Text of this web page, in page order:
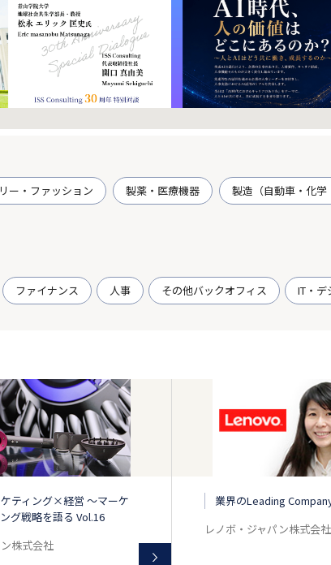
ー・ファッション 製薬・医療機器 製造（自動車・化学
ファイナンス 人事 その他バックオフィス IT・デ
ティング×経営 ～マーケ
グ戦略を語る Vol.16
株式会社
業界のLeading
レノボ・ジャパン株式会社